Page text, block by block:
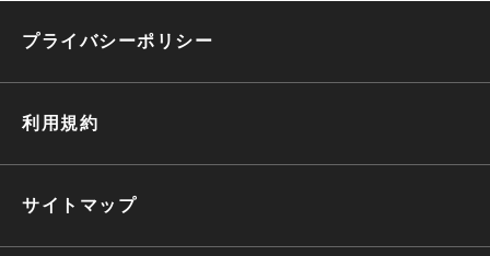
プライバシーポリシー
利用規約
サイトマップ